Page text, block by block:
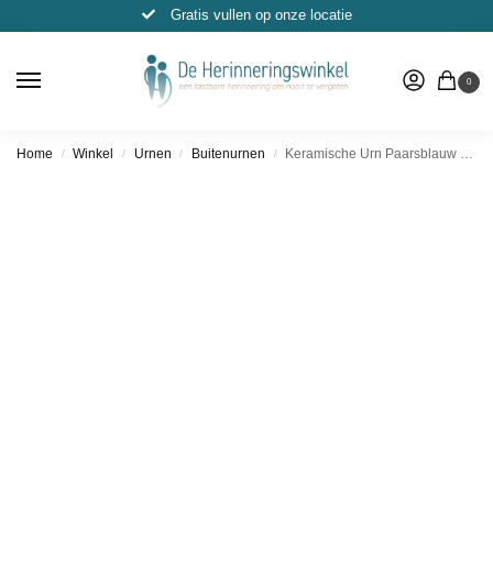
Gratis vullen op onze locatie
0
Home / Winkel / Urnen / Buitenurnen / Keramische Urn Paarsblauw – (Groot & Kaarshouder)